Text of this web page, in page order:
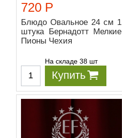
720 Р
Блюдо Овальное 24 см 1
штука Бернадотт Мелкие
Пионы Чехия
На складе 38 шт
Купить